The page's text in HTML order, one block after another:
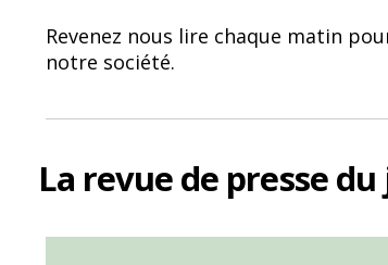
Revenez nous lire chaque matin
notre société.
La revue de pressedu